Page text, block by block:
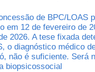
de BPC/LOAS
em 12 de fevereiro de
2026. A tese fixada
o diagnóstico médico
não é suficiente. Será
biopsicossocial